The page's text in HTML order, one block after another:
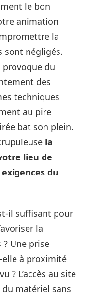
le bon
animation
la
sont négligés.
du
des
techniques
au pire
bat son plein.
la
lieu de
du
il suffisant pour
la
Une prise
à proximité
? L’accès au site
matériel sans